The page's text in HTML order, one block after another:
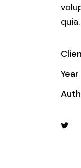
Year